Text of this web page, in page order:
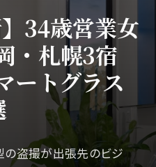
34歳営業女
・札幌3宿
ートグラス
の盗撮が出張先のビジ